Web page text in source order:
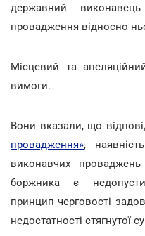
державний
провадження відносно
Місцевий та
вимоги.
Вони вказали, що
провадження»,
виконавчих
боржника є
принцип черговості
недостатності стягнутої